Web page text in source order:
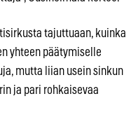
tajuttuaan, kuinka
yhteen päätymiselle
mutta liian usein sinkun
ja pari rohkaisevaa